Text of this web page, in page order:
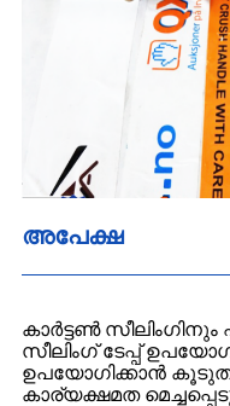
അപേക്ഷ
കാർട്ടൺ
സീലിംഗ് ടേപ്പ്
ഉപയോഗിക്കാൻ
കാര്യക്ഷമത